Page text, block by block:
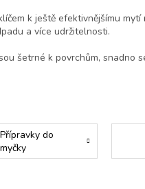
k ještě efektivnějšímu
a více udržitelnosti.
šetrné k povrchům, snadno
Přípravky do
myčky